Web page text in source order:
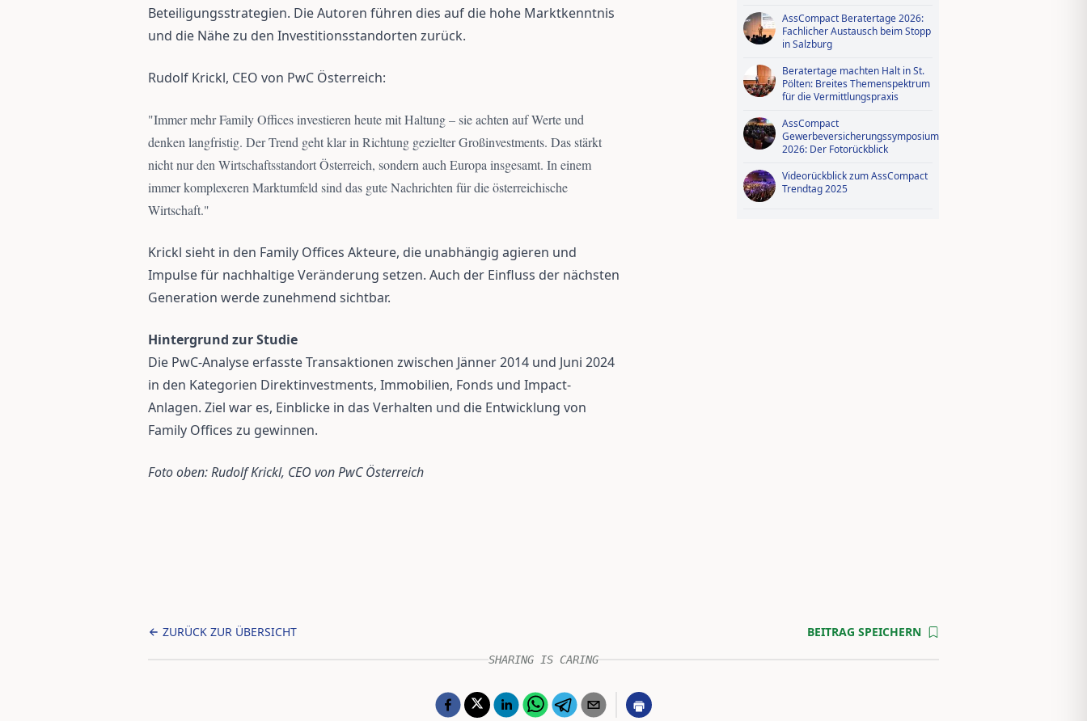
Beteiligungsstrategien. Die Autoren führen dies auf die hohe Marktkenntnis
und die Nähe zu den Investitionsstandorten zurück.
Rudolf Krickl, CEO von PwC Österreich:
"Immer mehr Family Offices investieren heute mit Haltung – sie achten auf Werte und
denken langfristig. Der Trend geht klar in Richtung gezielter Großinvestments. Das stärkt
nicht nur den Wirtschaftsstandort Österreich, sondern auch Europa insgesamt. In einem
immer komplexeren Marktumfeld sind das gute Nachrichten für die österreichische
Wirtschaft."
Krickl sieht in den Family Offices Akteure, die unabhängig agieren und
Impulse für nachhaltige Veränderung setzen. Auch der Einfluss der nächsten
Generation werde zunehmend sichtbar.
Hintergrund zur Studie
Die PwC-Analyse erfasste Transaktionen zwischen Jänner 2014 und Juni 2024
in den Kategorien Direktinvestments, Immobilien, Fonds und Impact-
Anlagen. Ziel war es, Einblicke in das Verhalten und die Entwicklung von
Family Offices zu gewinnen.
Foto oben: Rudolf Krickl, CEO von PwC Österreich
AssCompact Beratertage 2026:
Fachlicher Austausch beim Stopp
in Salzburg
Beratertage machten Halt in St.
Pölten: Breites Themenspektrum
für die Vermittlungspraxis
AssCompact
Gewerbeversicherungssymposium
2026: Der Fotorückblick
Videorückblick zum AssCompact
Trendtag 2025
ZURÜCK ZUR ÜBERSICHT BEITRAG SPEICHERN
SHARING IS CARING